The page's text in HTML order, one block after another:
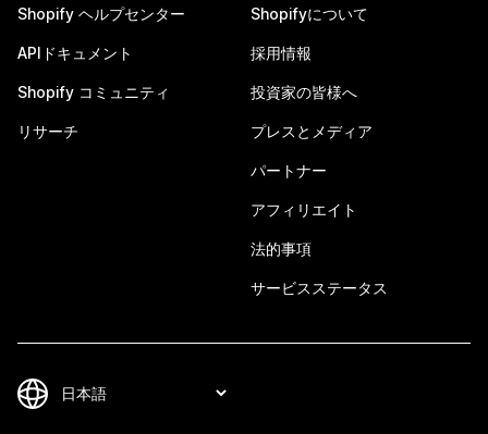
Shopify ヘルプセンター
APIドキュメント
Shopify コミュニティ
リサーチ
Shopifyについて
採用情報
投資家の皆様へ
プレスとメディア
パートナー
アフィリエイト
法的事項
サービスステータス